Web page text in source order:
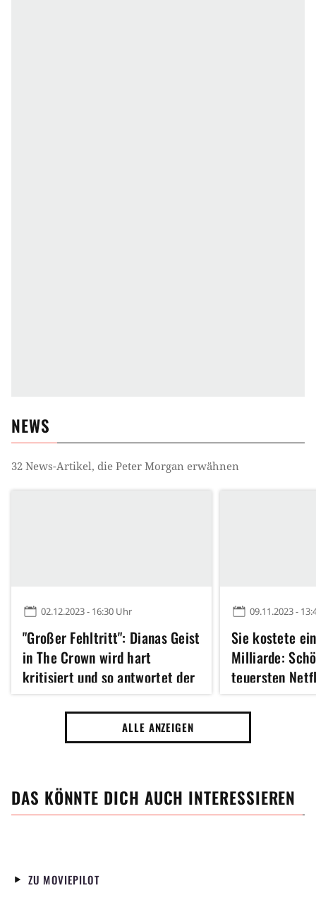
NEWS
32 News-Artikel, die Peter Morgan erwähnen
02.12.2023 - 16:30 Uhr
"Großer Fehltritt": Dianas Geist
in The Crown wird hart
kritisiert und so antwortet der
Schöpfer
09.11.2023 -
Sie kostete
Milliarde:
teuersten
warum sie
enden muss
ALLE ANZEIGEN
DAS KÖNNTE DICH AUCH INTERESSIEREN
ZU MOVIEPILOT